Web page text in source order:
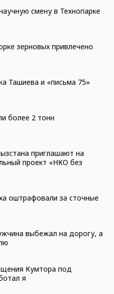
смену в Технопарке
зерновых привлечено
Ташиева и «письма 75»
более 2 тонн
приглашают на
проект «НКО без
оштрафовали за сточные
выбежал на дорогу, а
Кумтора под
я